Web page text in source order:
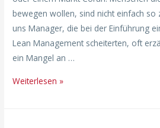
bewegen wollen, sind nicht einfach so
uns Manager, die bei der Einführung
Lean Management scheiterten, oft
ein Mangel an …
Weiterlesen »